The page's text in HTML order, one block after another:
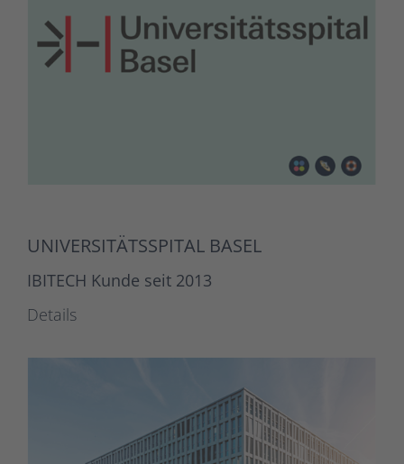
UNIVERSITÄTSSPITAL BASEL
IBITECH Kunde seit 2013
Details